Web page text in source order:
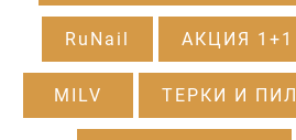
RuNail АКЦИЯ 1+1
MILV ТЕРКИ И